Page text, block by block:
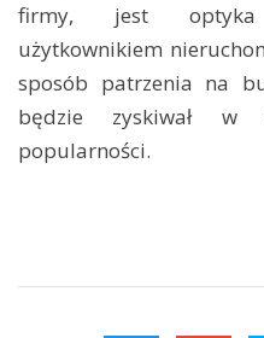
firmy, jest optyka
użytkownikiem
sposób patrzenia na
będzie zyskiwał w
popularności.